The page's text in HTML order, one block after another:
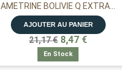
AMETRINE BOLIVIE Q EXTRA...
AJOUTER AU PANIER
21,17 € 8,47 €
En Stock
APERÇU RAPIDE